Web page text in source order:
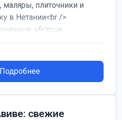
маляры, плиточники и
в Нетании<br />
уборщи...
Подробнее
свежие